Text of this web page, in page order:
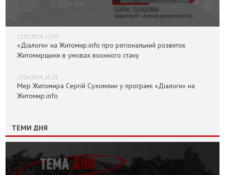
12.07.2024, 12:36
«Діалоги» на Житомир.info про регіональний розвиток
Житомирщини в умовах воєнного стану
17.04.2024, 10:29
Мер Житомира Сергій Сухомлин у програмі «Діалоги» на
Житомир.info
ТЕМИ ДНЯ